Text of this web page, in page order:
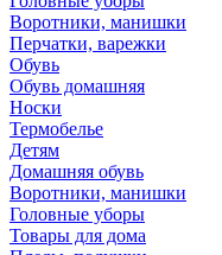
Воротники, манишки
Перчатки, варежки
Обувь
Обувь домашняя
Носки
Термобелье
Детям
Домашняя обувь
Воротники, манишки
Головные уборы
Товары для дома